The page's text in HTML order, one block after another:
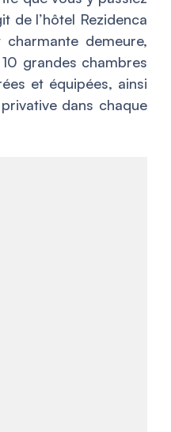
de l’hôtel Rezidenca
demeure,
grandes chambres
et équipées, ainsi
dans chaque